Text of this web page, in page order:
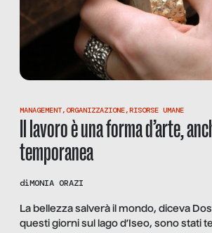
MANAGEMENT,ORGANIZZAZIONE,RISORSE UMANE
Il lavoro è una forma d’arte,
temporanea
diMONIA ORAZI
La bellezza salverà il mondo, diceva
questi giorni sul lago d’Iseo, sono stati